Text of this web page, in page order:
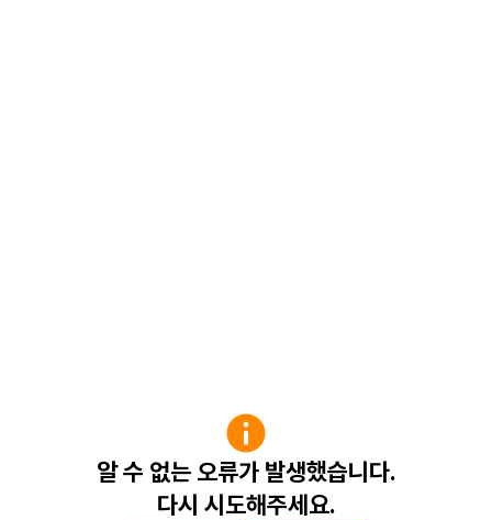
알 수 없는 오류가 발생했습니다.
다시 시도해주세요.